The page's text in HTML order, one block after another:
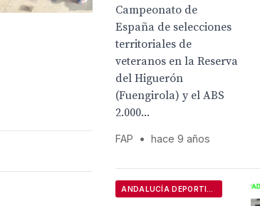
Campeonato de
España de selecciones
territoriales de
veteranos en la Reserva
del Higuerón
(Fuengirola) y el ABS
2.000...
FAP • hace 9 años